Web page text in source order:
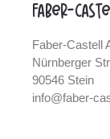
Faber-
Faber-Castell
Nürnberger
90546 Stein
info@faber-